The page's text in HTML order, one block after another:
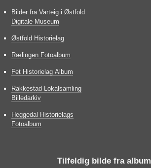
Bilder fra Varteig i Østfold
Digitale Museum
Østfold Historielag
Rælingen Fotoalbum
Fet Historielag Album
Rakkestad Lokalsamling
Billedarkiv
Heggedal Historielags
Fotoalbum
Tilfeldig bilde fra album